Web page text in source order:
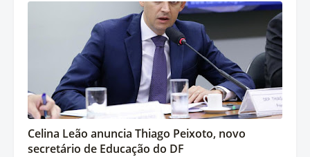
Celina Leão anuncia Thiago Peixoto, novo
secretário de Educação do DF